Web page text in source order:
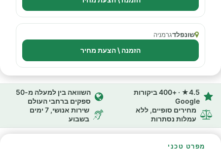
שונפלדגרמניה
הזמנה \ הצעת מחיר
4.5★ · +400 ביקורות
Google
השוואה בין למעלה מ-50
ספקים ברחבי העולם
מחירים סופיים, ללא
עמלות נסתרות
שירות אנושי, 7 ימים
בשבוע
מפרט טכני